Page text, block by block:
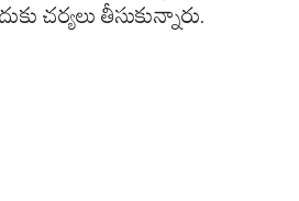
చర్యలు తీసుకున్నారు.